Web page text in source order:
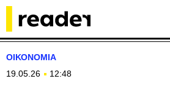
ΟΙΚΟΝΟΜΙΑ
19.05.26
12:48